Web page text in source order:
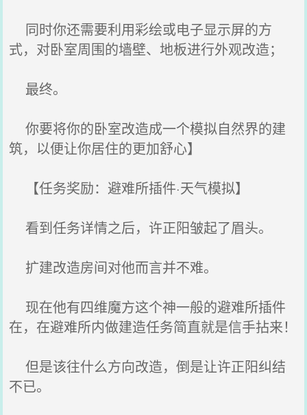
同时你还需要利用彩绘或电子显示屏的方
式，对卧室周围的墙壁、地板进行外观改造；
最终。
你要将你的卧室改造成一个模拟自然界的建
筑，以便让你居住的更加舒心】
【任务奖励：避难所插件·天气模拟】
看到任务详情之后，许正阳皱起了眉头。
扩建改造房间对他而言并不难。
现在他有四维魔方这个神一般的避难所插件
在，在避难所内做建造任务简直就是信手拈来！
但是该往什么方向改造，倒是让许正阳纠结
不已。